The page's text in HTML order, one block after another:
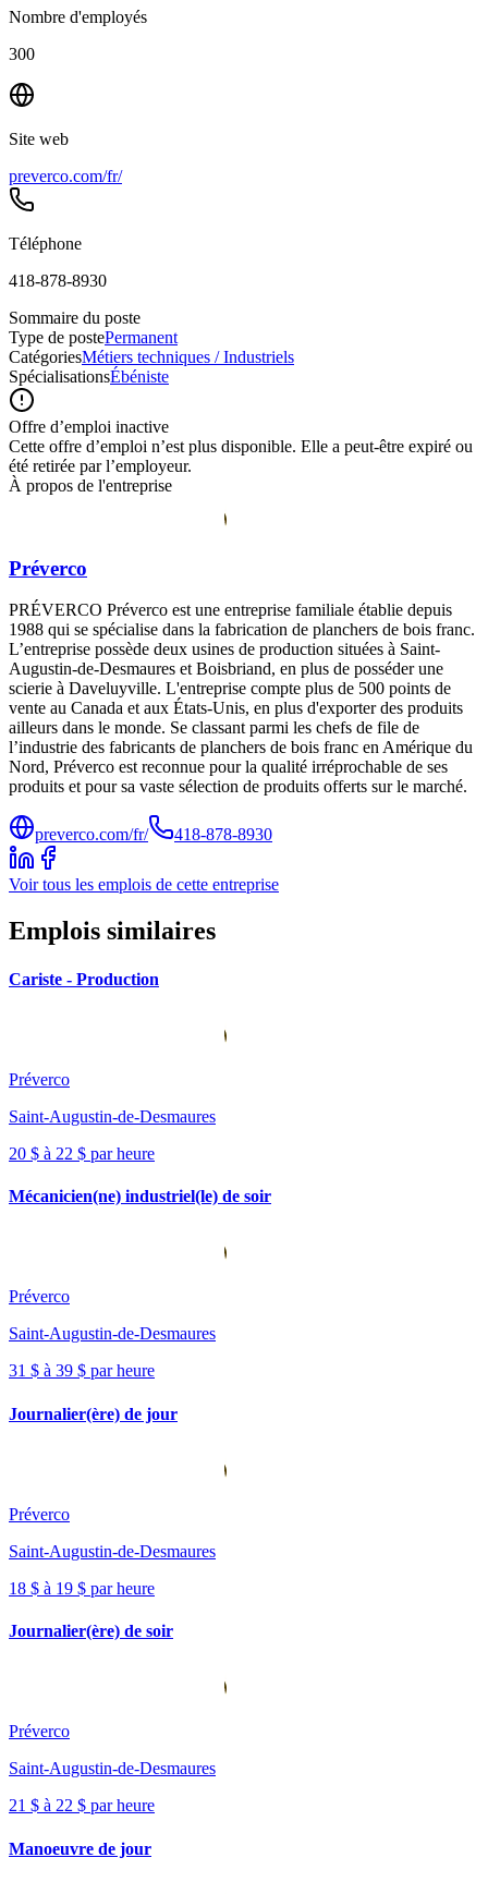
Nombre d'employés
300
Site web
preverco.com/fr/
Téléphone
418-878-8930
Sommaire du poste
Type de postePermanent
CatégoriesMétiers techniques / Industriels
SpécialisationsÉbéniste
Offre d’emploi inactive
Cette offre d’emploi n’est plus disponible. Elle a peut-être expiré ou
été retirée par l’employeur.
À propos de l'entreprise
Préverco
PRÉVERCO Préverco est une entreprise familiale établie depuis
1988 qui se spécialise dans la fabrication de planchers de bois franc.
L’entreprise possède deux usines de production situées à Saint-
Augustin-de-Desmaures et Boisbriand, en plus de posséder une
scierie à Daveluyville. L'entreprise compte plus de 500 points de
vente au Canada et aux États-Unis, en plus d'exporter des produits
ailleurs dans le monde. Se classant parmi les chefs de file de
l’industrie des fabricants de planchers de bois franc en Amérique du
Nord, Préverco est reconnue pour la qualité irréprochable de ses
produits et pour sa vaste sélection de produits offerts sur le marché.
preverco.com/fr/ 418-878-8930
Voir tous les emplois de cette entreprise
Emplois similaires
Cariste - Production
Préverco
Saint-Augustin-de-Desmaures
20 $ à 22 $ par heure
Mécanicien(ne) industriel(le) de soir
Préverco
Saint-Augustin-de-Desmaures
31 $ à 39 $ par heure
Journalier(ère) de jour
Préverco
Saint-Augustin-de-Desmaures
18 $ à 19 $ par heure
Journalier(ère) de soir
Préverco
Saint-Augustin-de-Desmaures
21 $ à 22 $ par heure
Manoeuvre de jour